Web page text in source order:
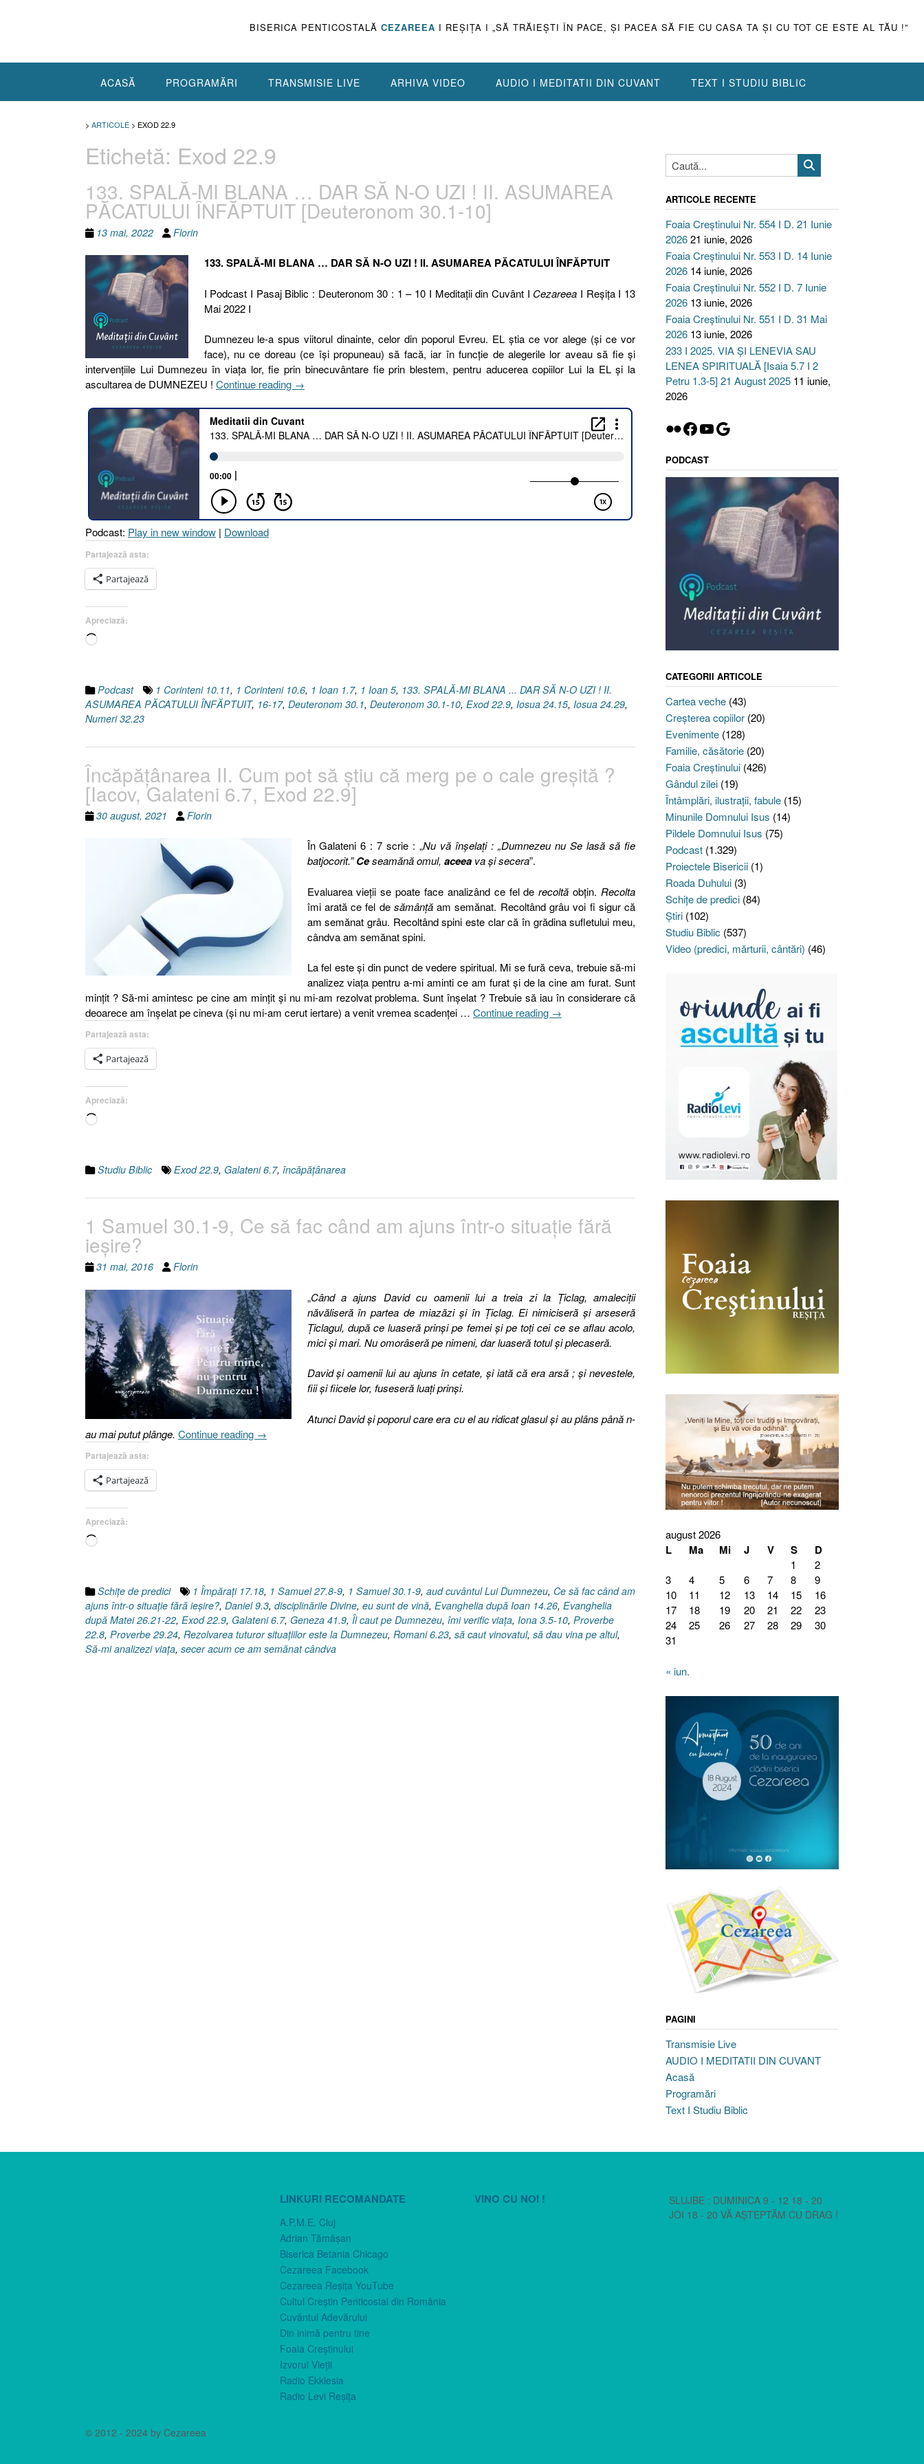
BISERICA PENTICOSTALĂ CEZAREEA I REŞIŢA I „SĂ TRĂIEŞTI ÎN PACE, ŞI PACEA SĂ FIE CU CASA TA ŞI CU TOT CE ESTE AL TĂU !”
ACASĂ PROGRAMĂRI TRANSMISIE LIVE ARHIVA VIDEO AUDIO I MEDITATII DIN CUVANT TEXT I STUDIU BIBLIC
> ARTICOLE > EXOD 22.9
Etichetă: Exod 22.9
133. SPALĂ-MI BLANA … DAR SĂ N-O UZI ! II. ASUMAREA
PĂCATULUI ÎNFĂPTUIT [Deuteronom 30.1-10]
13 mai, 2022 Florin
133. SPALĂ-MI BLANA … DAR SĂ N-O UZI ! II. ASUMAREA PĂCATULUI ÎNFĂPTUIT
I Podcast I Pasaj Biblic : Deuteronom 30 : 1 – 10 I Meditaţii din Cuvânt I Cezareea I Reşiţa I 13
Mai 2022 I
Dumnezeu le-a spus viitorul dinainte, celor din poporul Evreu. EL ştia ce vor alege (şi ce vor
face), nu ce doreau (ce îşi propuneau) să facă, iar în funcţie de alegerile lor aveau să fie şi
intervenţiile Lui Dumnezeu în viaţa lor, fie prin binecuvântare fie prin blestem, pentru aducerea copiilor Lui la EL şi la
ascultarea de DUMNEZEU ! Continue reading „133.
MI
BLANA
…
UZI
→
Podcast: Play in new window | Download
Partajează asta:
Partajează
Apreciază:
Încarc...
Podcast 1 Corinteni 10.11, 1 Corinteni 10.6, 1 Ioan 1.7, 1 Ioan 5, 133. SPALĂ-MI BLANA ... DAR SĂ N-O UZI ! II.
ASUMAREA PĂCATULUI ÎNFĂPTUIT, 16-17, Deuteronom 30.1, Deuteronom 30.1-10, Exod 22.9, Iosua 24.15, Iosua 24.29,
Numeri 32.23
Încăpăţânarea II. Cum pot să ştiu că merg pe o cale greşită ?
[Iacov, Galateni 6.7, Exod 22.9]
30 august, 2021 Florin
În Galateni 6 : 7 scrie : „Nu vă înşelaţi : „Dumnezeu nu Se lasă să fie
batjocorit.”Ceseamănă omul, aceeava şi secera”.
Evaluarea vieţii se poate face analizând ce fel derecoltă obţin. Recolta
îmi arată ce fel de sămânţăam semănat. Recoltând grâu voi fi sigur că
am semănat grâu. Recoltând spini este clar că în grădina sufletului meu,
cândva am semănat spini.
La fel este şi din punct de vedere spiritual. Mi se fură ceva, trebuie să-mi
analizez viaţa pentru a-mi aminti ce am furat şi de la cine am furat. Sunt
minţit ? Să-mi amintesc pe cine am minţit şi nu mi-am rezolvat problema. Sunt înşelat ? Trebuie să iau în considerare că
deoarece am înşelat pe cineva (şi nu mi-am cerut iertare) a venit vremea scadenţei … Continue reading „Încăpăţânarea
Galateni
6.7,
→
Partajează asta:
Partajează
Apreciază:
Încarc...
Studiu Biblic Exod 22.9, Galateni 6.7, încăpăţânarea
1 Samuel 30.1-9, Ce să fac când am ajuns într-o situaţie fără
ieşire?
31 mai, 2016 Florin
„Când a ajuns David cu oamenii lui a treia zi la Ţiclag, amaleciţii
năvăliseră în partea de miazăzi şi în Ţiclag. Ei nimiciseră şi arseseră
Ţiclagul, după ce luaseră prinşi pe femei şi pe toţi cei ce se aflau acolo,
mici şi mari. Nu omorâseră pe nimeni, dar luaseră totul şi plecaseră.
David şi oamenii lui au ajuns în cetate, şi iată că era arsă ; şi nevestele,
fiii şi fiicele lor, fuseseră luaţi prinşi.
Atunci David şi poporul care era cu el au ridicat glasul şi au plâns până n-
au mai putut plânge. Continue reading „1
o
situaţie
fără
ieşire?”
→
Partajează asta:
Partajează
Apreciază:
Încarc...
Schiţe de predici 1 Împăraţi 17.18, 1 Samuel 27.8-9, 1 Samuel 30.1-9, aud cuvântul Lui Dumnezeu, Ce să fac când am
ajuns într-o situaţie fără ieşire?, Daniel 9.3, disciplinările Divine, eu sunt de vină, Evanghelia după Ioan 14.26, Evanghelia
după Matei 26.21-22, Exod 22.9, Galateni 6.7, Geneza 41.9, Îl caut pe Dumnezeu, îmi verific viaţa, Iona 3.5-10, Proverbe
22.8, Proverbe 29.24, Rezolvarea tuturor situaţiilor este la Dumnezeu, Romani 6.23, să caut vinovatul, să dau vina pe altul,
Să-mi analizezi viaţa, secer acum ce am semănat cândva
ARTICOLE RECENTE
Foaia Creștinului Nr. 554 I D. 21 Iunie
202621 iunie, 2026
Foaia Creștinului Nr. 553 I D. 14 Iunie
2026 14 iunie, 2026
Foaia Creștinului Nr. 552 I D. 7 Iunie
2026 13 iunie, 2026
Foaia Creștinului Nr. 551 I D. 31 Mai
2026 13 iunie, 2026
233 I 2025. VIA ȘI LENEVIA SAU
LENEA SPIRITUALĂ [Isaia 5.7 I 2
Petru 1.3-5] 21 August 2025 11 iunie,
2026
Flickr
Facebook
YouTube
Google
PODCAST
CATEGORII ARTICOLE
Cartea veche(43)
Creşterea copiilor(20)
Evenimente(128)
Familie, căsătorie(20)
Foaia Creştinului(426)
Gândul zilei(19)
Întâmplări, ilustraţii, fabule(15)
Minunile Domnului Isus (14)
Pildele Domnului Isus (75)
Podcast(1.329)
Proiectele Bisericii(1)
Roada Duhului(3)
Schiţe de predici(84)
Ştiri(102)
Studiu Biblic (537)
Video (predici, mărturii, cântări) (46)
august 2026
L Ma Mi J V S D
1
2
3
4 5 6 7 8
9
10
11 12 13 14 15
16
17
18 19 20 21 22
23
24
25 26 27 28 29
30
31
« iun.
PAGINI
Transmisie Live
AUDIO I MEDITATII DIN CUVANT
Acasă
Programări
Text I Studiu Biblic
LINKURI RECOMANDATE
A.P.M.E. Cluj
Adrian Tămăşan
Biserica Betania Chicago
Cezareea Facebook
Cezareea Reşiţa YouTube
Cultul Creştin Penticostal din România
Cuvântul Adevărului
Din inimă pentru tine
Foaia Creştinului
Izvorul Vieţii
Radio Ekklesia
Radio Levi Reşiţa
VINO CU NOI !
SLUJBE : DUMINICA 9 - 12 18 - 20
JOI 18 - 20 VĂ AȘTEPTĂM CU DRAG !
© 2012 - 2024 by Cezareea